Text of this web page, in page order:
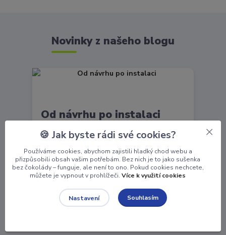
Novinky z našeho blogu
26 11
Od návrhu po instalaci
Cesta od nápadu k dokonalému senzorickému
výrobku Každý senzorický výrobek, který
nabízíme, má za sebou dlouhou a fascinující
cestu. V tomto článku...číst celé
🍪 Jak byste rádi své cookies?
Používáme cookies, abychom zajistili hladký chod webu a
přizpůsobili obsah vašim potřebám. Bez nich je to jako sušenka
bez čokolády – funguje, ale není to ono. Pokud cookies nechcete,
můžete je vypnout v prohlížeči.Více k využití cookies
Nastavení Souhlasím